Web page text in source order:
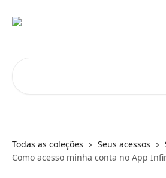
Todas as coleções Seus acessos
Como acesso minha conta no App